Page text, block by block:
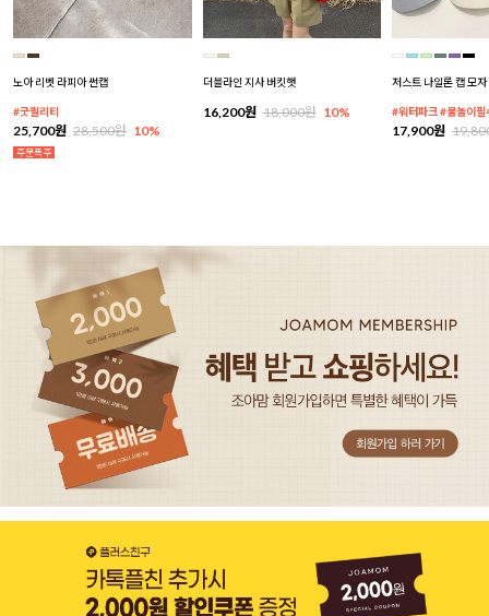
노아 리벳 라피아 썬캡
#굿퀄리티
25,700원 28,500원 10%
더블라인 지사 버킷햇
16,200원 18,000원 10%
저스트 나일론 캡 모자
#워터파크 #물놀이필
17,900원